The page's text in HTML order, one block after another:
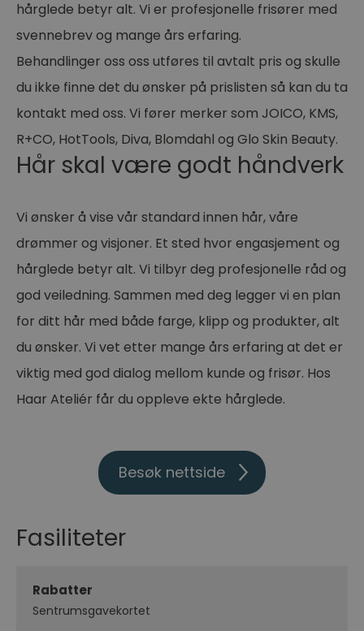
hårglede betyr alt. Vi er profesjonelle frisører med
svennebrev og mange års erfaring.
Behandlinger oss oss utføres til avtalt pris og skulle
du ikke finne det du ønsker på prislisten så kan du ta
kontakt med oss. Vi fører merker som JOICO, KMS,
R+CO, HotTools, Diva, Blomdahl og Glo Skin Beauty.
Hår skal være godt håndverk
Vi ønsker å vise vår standard innen hår, våre
drømmer og visjoner. Et sted hvor engasjement og
hårglede betyr alt. Vi tilbyr deg profesjonelle råd og
god veiledning. Sammen med deg legger vi en plan
for ditt hår med både farge, klipp og produkter, alt
du ønsker. Vi vet etter mange års erfaring at det er
viktig med god dialog mellom kunde og frisør. Hos
Haar Ateliér får du oppleve ekte hårglede.
Besøk nettside
Fasiliteter
Rabatter
Sentrumsgavekortet